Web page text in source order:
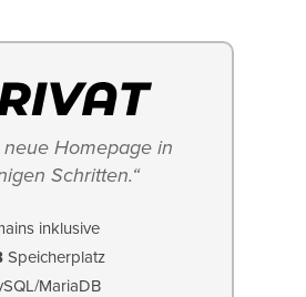
neue Homepage in
Schritten.“
inklusive
Speicherplatz
MariaDB